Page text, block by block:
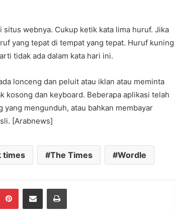
webnya. Cukup ketik kata lima huruf. Jika
yang tepat di tempat yang tepat. Huruf kuning
tidak ada dalam kata hari ini.
lonceng dan peluit atau iklan atau meminta
kosong dan keyboard. Beberapa aplikasi telah
mengunduh, atau bahkan membayar
[Arabnews]
times The Times Wordle
PinterestShare via Email Print